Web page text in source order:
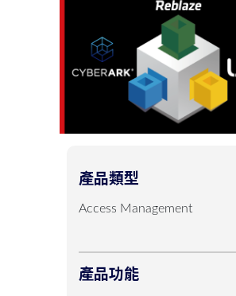
產品類型
Access Management
產品功能